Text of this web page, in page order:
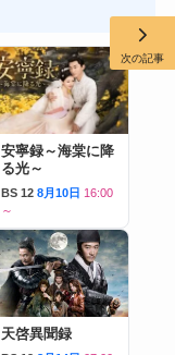
安寧録～海棠に降
る光～
BS 12 8月10日 16:00
～
天啓異聞録
次の記事